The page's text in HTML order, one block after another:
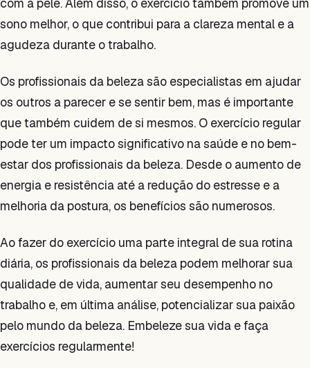
sono melhor, o que contribui para a clareza mental e a
agudeza durante o trabalho.
Os profissionais da beleza são especialistas em ajudar
os outros a parecer e se sentir bem, mas é importante
que também cuidem de si mesmos. O exercício regular
pode ter um impacto significativo na saúde e no bem-
estar dos profissionais da beleza. Desde o aumento de
energia e resistência até a redução do estresse e a
melhoria da postura, os benefícios são numerosos.
Ao fazer do exercício uma parte integral de sua rotina
diária, os profissionais da beleza podem melhorar sua
qualidade de vida, aumentar seu desempenho no
trabalho e, em última análise, potencializar sua paixão
pelo mundo da beleza. Embeleze sua vida e faça
exercícios regularmente!